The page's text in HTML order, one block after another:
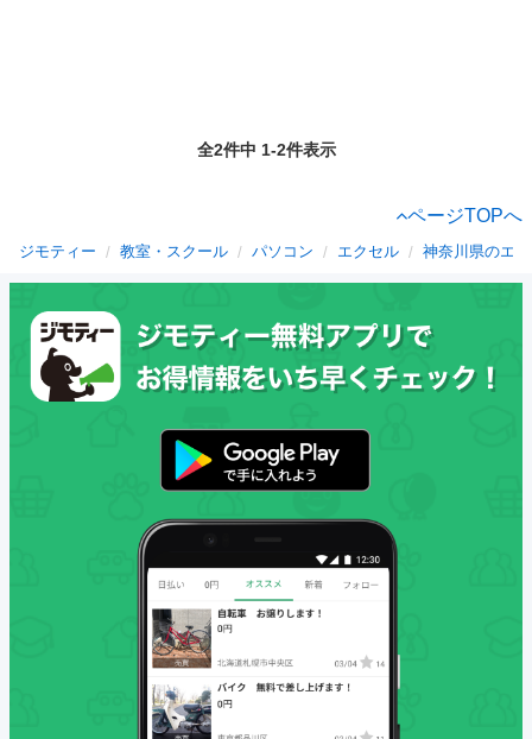
全2件中 1-2件表示
ページTOPへ
ジモティー 教室・スクール パソコン エクセル 神奈川県のエ